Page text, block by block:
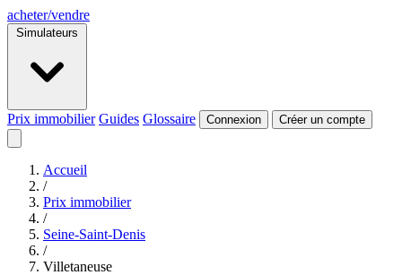
acheter/vendre
Simulateurs
Prix immobilier Guides Glossaire Connexion Créer un compte
Accueil
/
Prix immobilier
/
Seine-Saint-Denis
/
Villetaneuse